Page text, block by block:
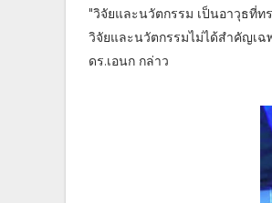
"วิจัยและนวัตกรรม เป็นอาวุธที่ท
วิจัยและนวัตกรรมไม่ได้สำคัญเฉ
ดร.เอนก กล่าว